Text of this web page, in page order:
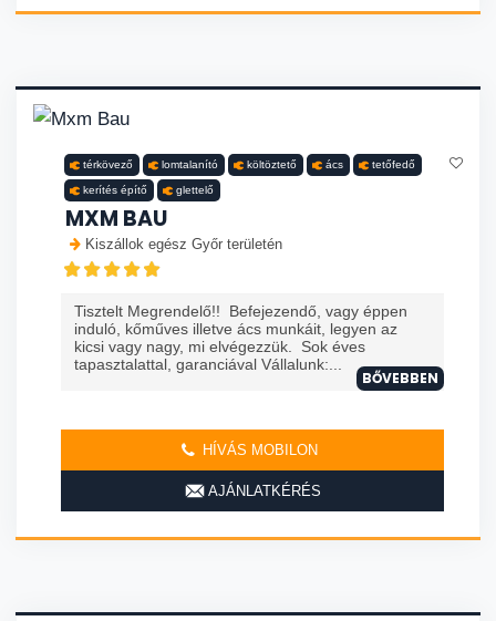
térkövező lomtalanító költöztető ács tetőfedő
kerítés építő glettelő
MXM BAU
Kiszállok egész Győr területén
Tisztelt Megrendelő!! Befejezendő, vagy éppen
induló, kőműves illetve ács munkáit, legyen az
kicsi vagy nagy, mi elvégezzük. Sok éves
tapasztalattal, garanciával Vállalunk:...
BŐVEBBEN
HÍVÁS MOBILON
AJÁNLATKÉRÉS